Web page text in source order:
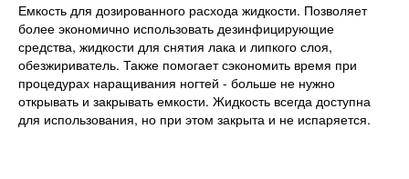
Емкость для дозированного расхода жидкости. Позволяет
более экономично использовать дезинфицирующие
средства, жидкости для снятия лака и липкого слоя,
обезжириватель. Также помогает сэкономить время при
процедурах наращивания ногтей - больше не нужно
открывать и закрывать емкости. Жидкость всегда доступна
для использования, но при этом закрыта и не испаряется.